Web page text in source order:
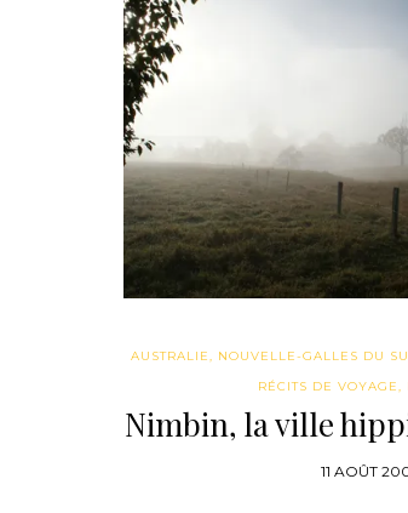
AUSTRALIE, NOUVELLE-GALLES DU
RÉCITS DE VOYAGE,
Nimbin, la ville
11 AOÛT